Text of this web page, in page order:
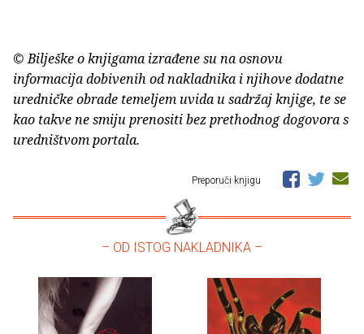
© Bilješke o knjigama izrađene su na osnovu
informacija dobivenih od nakladnika i njihove dodatne
uredničke obrade temeljem uvida u sadržaj knjige, te se
kao takve ne smiju prenositi bez prethodnog dogovora s
uredništvom portala.
Preporuči knjigu
– OD ISTOG NAKLADNIKA –